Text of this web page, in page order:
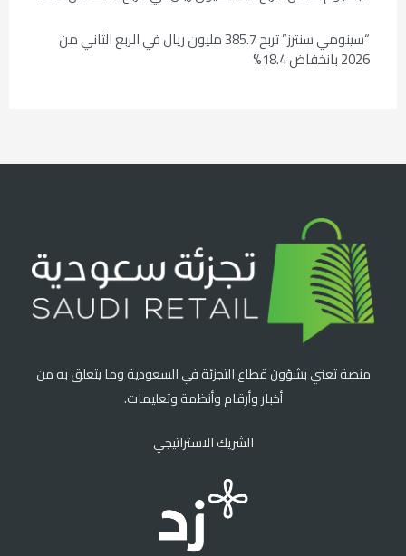
“سينومي سنترز” تربح 385.7 مليون ريال في الربع الثاني من
2026 بانخفاض 18.4%
منصة تعني بشؤون قطاع التجزئة في السعودية وما يتعلق به من
أخبار وأرقام وأنظمة وتعليمات.
الشريك الاستراتيجي